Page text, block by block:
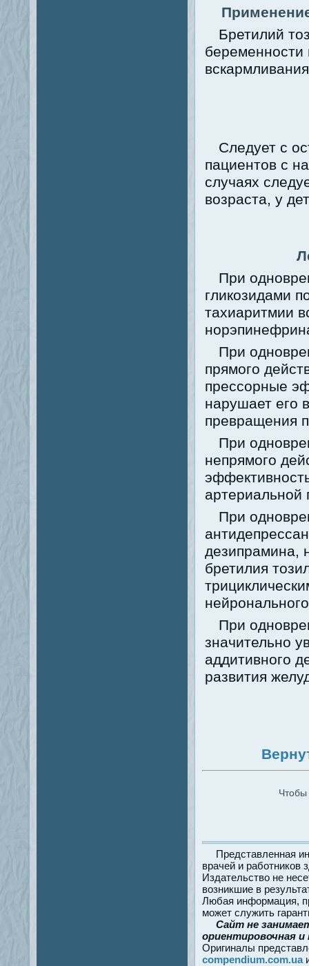
Бретилий
беременности
Следует с
пациентов с
случаях
возраста, у
При
гликозидами
тахиаритмии
При
прямого
прессорные
нарушает его
превращения
При
непрямого
артериальной
При
дезипрамина,
бретилия
При
значительно
аддитивного
развития
Чтобы
Представленная
врачей и работников
Издательство не
возникшие в
Любая информация,
может служить
Сайт не
ориентировочная
Оригиналы
compendium.com.ua